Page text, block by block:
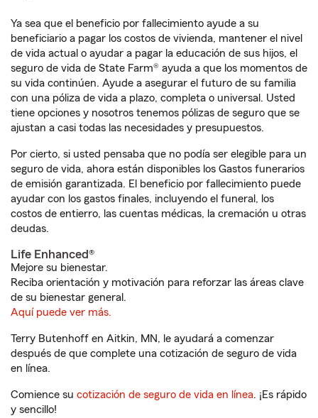
Ya sea que el beneficio por fallecimiento ayude a su
beneficiario a pagar los costos de vivienda, mantener el nivel
de vida actual o ayudar a pagar la educación de sus hijos, el
seguro de vida de State Farm® ayuda a que los momentos de
su vida continúen. Ayude a asegurar el futuro de su familia
con una póliza de vida a plazo, completa o universal. Usted
tiene opciones y nosotros tenemos pólizas de seguro que se
ajustan a casi todas las necesidades y presupuestos.
Por cierto, si usted pensaba que no podía ser elegible para un
seguro de vida, ahora están disponibles los Gastos funerarios
de emisión garantizada. El beneficio por fallecimiento puede
ayudar con los gastos finales, incluyendo el funeral, los
costos de entierro, las cuentas médicas, la cremación u otras
deudas.
Life Enhanced®
Mejore su bienestar.
Reciba orientación y motivación para reforzar las áreas clave
de su bienestar general.
Aquí puede ver más.
Terry Butenhoff en Aitkin, MN, le ayudará a comenzar
después de que complete una cotización de seguro de vida
en línea.
Comience su cotización de seguro de vida en línea. ¡Es rápido
y sencillo!